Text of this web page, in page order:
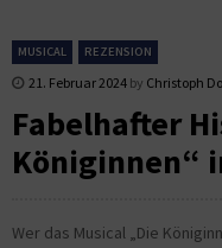
MUSICAL REZENSION
21. Februar 2024 by Christoph
Fabelhafter
Königinnen“
Wer das Musical „Die